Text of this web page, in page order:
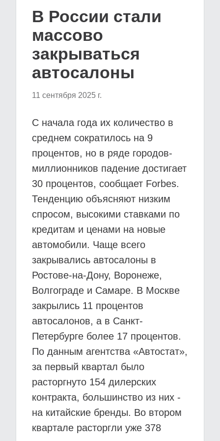
В России стали
массово
закрываться
автосалоны
11 сентября 2025 г.
С начала года их количество в
среднем сократилось на 9
процентов, но в ряде городов-
миллионников падение достигает
30 процентов, сообщает Forbes.
Тенденцию объясняют низким
спросом, высокими ставками по
кредитам и ценами на новые
автомобили. Чаще всего
закрывались автосалоны в
Ростове-на-Дону, Воронеже,
Волгограде и Самаре. В Москве
закрылись 11 процентов
автосалонов, а в Санкт-
Петербурге более 17 процентов.
По данным агентства «Автостат»,
за первый квартал было
расторгнуто 154 дилерских
контракта, большинство из них -
на китайские бренды. Во втором
квартале расторгли уже 378